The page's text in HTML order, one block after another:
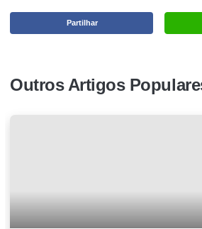
Partilhar
Outros Artigos